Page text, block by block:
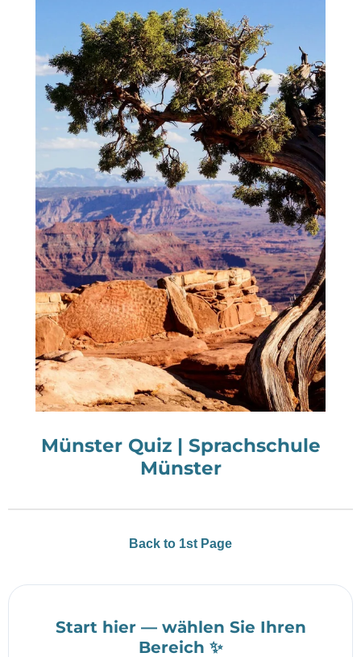
Münster Quiz | Sprachschule
Münster
Back to 1st Page
Start hier — wählen Sie Ihren
Bereich ✨